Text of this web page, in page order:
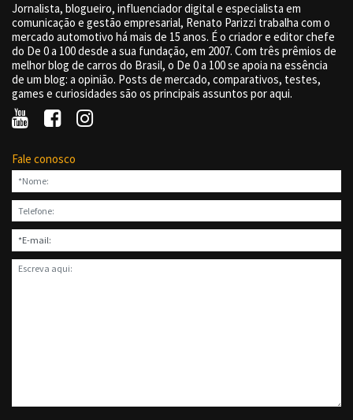
Jornalista, blogueiro, influenciador digital e especialista em
comunicação e gestão empresarial, Renato Parizzi trabalha com o
mercado automotivo há mais de 15 anos. É o criador e editor chefe
do De 0 a 100 desde a sua fundação, em 2007. Com três prêmios de
melhor blog de carros do Brasil, o De 0 a 100 se apoia na essência
de um blog: a opinião. Posts de mercado, comparativos, testes,
games e curiosidades são os principais assuntos por aqui.
Fale conosco